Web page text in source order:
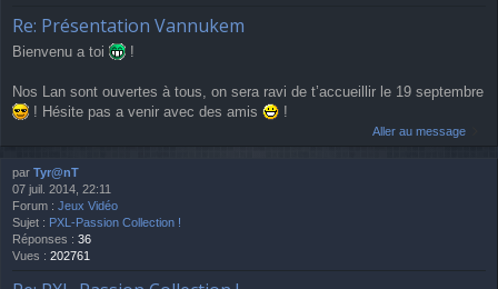
Re: Présentation Vannukem
Bienvenu a toi !
Nos Lan sont ouvertes à tous, on sera ravi de t’accueillir le 19 septembre
! Hésite pas a venir avec des amis
!
Aller au message
par Tyr@nT
07 juil. 2014, 22:11
Forum : Jeux Vidéo
Sujet : PXL-Passion Collection !
Réponses : 36
Vues : 202761